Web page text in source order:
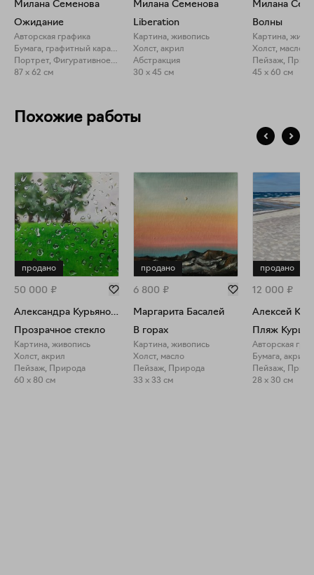
Милана Семенова
Ожидание
Авторская графика
Бумага, графитный карандаш
Портрет, Фигуративное искусство
87 x 62 см
Милана Семенова
Liberation
Картина, живопись
Холст, акрил
Абстракция
30 x 45 см
Милана
Волны
Картина,
Холст, масло
Пейзаж,
45 x 60 см
Похожие работы
продано
50 000 ₽
Александра Курьянова
Прозрачное стекло
Картина, живопись
Холст, акрил
Пейзаж, Природа
60 x 80 см
продано
6 800 ₽
Маргарита Басалей
В горах
Картина, живопись
Холст, масло
Пейзаж, Природа
33 x 33 см
продано
12 000 ₽
Алексей
Пляж
Авторская
Бумага, акрил
Пейзаж,
28 x 30 см